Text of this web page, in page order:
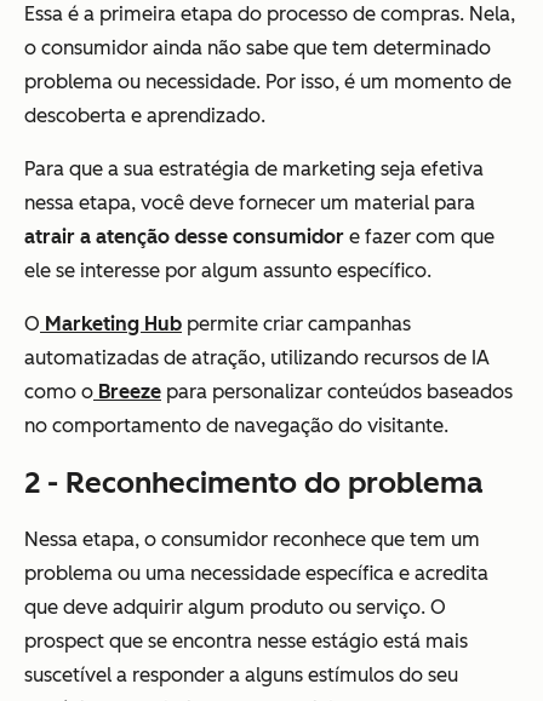
Essa é a primeira etapa do processo de compras. Nela,
o consumidor ainda não sabe que tem determinado
problema ou necessidade. Por isso, é um momento de
descoberta e aprendizado.
Para que a sua estratégia de marketing seja efetiva
nessa etapa, você deve fornecer um material para
atrair a atenção desse consumidor e fazer com que
ele se interesse por algum assunto específico.
O Marketing Hub permite criar campanhas
automatizadas de atração, utilizando recursos de IA
como o Breeze para personalizar conteúdos baseados
no comportamento de navegação do visitante.
2 - Reconhecimento do problema
Nessa etapa, o consumidor reconhece que tem um
problema ou uma necessidade específica e acredita
que deve adquirir algum produto ou serviço. O
prospect que se encontra nesse estágio está mais
suscetível a responder a alguns estímulos do seu